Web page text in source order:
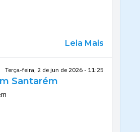
Leia Mais
Terça-feira, 2 de jun de 2026 - 11:25
Santarém